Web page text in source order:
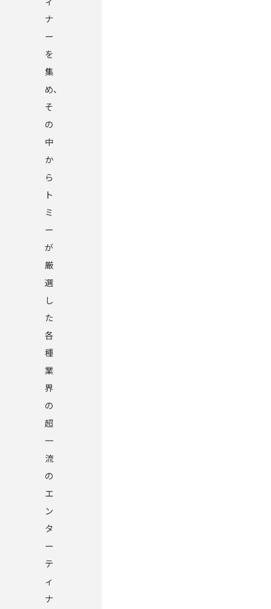
ナ
ー
を
集
め、
そ
の
中
か
ら
ト
ミ
ー
が
厳
選
し
た
各
種
業
界
の
超
一
流
の
エ
ン
タ
ー
テ
ィ
ナ